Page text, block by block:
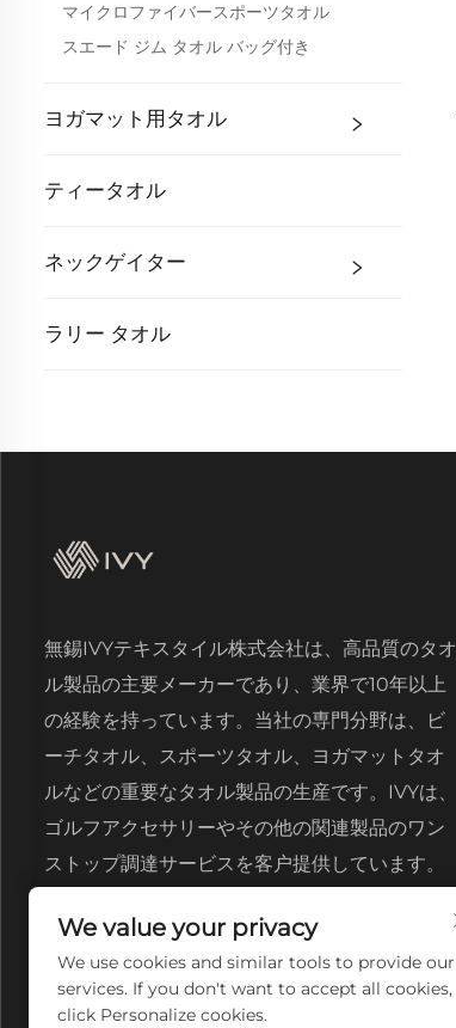
マイクロファイバースポーツタオル
スエード ジム タオル バッグ付き
ヨガマット用タオル
ティータオル
ネックゲイター
ラリー タオル
無錫IVYテキスタイル株式会社は、高品質のタオ
ル製品の主要メーカーであり、業界で10年以上
の経験を持っています。当社の専門分野は、ビ
ーチタオル、スポーツタオル、ヨガマットタオ
ルなどの重要なタオル製品の生産です。IVYは、
ゴルフアクセサリーやその他の関連製品のワン
ストップ調達サービスを客户提供しています。
We value your privacy
We use cookies and similar tools to provide our
services. If you don't want to accept all cookies,
click Personalize cookies.